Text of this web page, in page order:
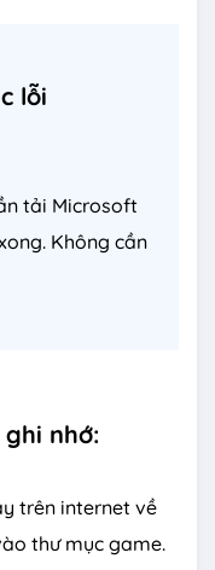
lỗi
tải Microsoft
Không cần
nhớ:
trên internet về
thư mục game.